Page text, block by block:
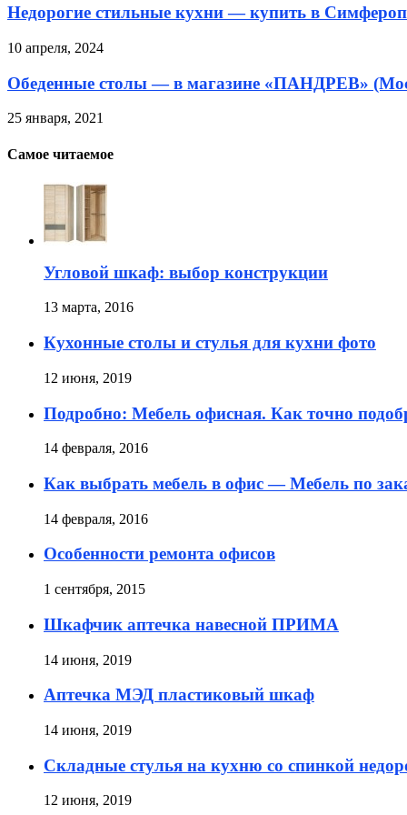
Недорогие стильные кухни — купить в
10 апреля, 2024
Обеденные столы — в магазине «ПАНДРЕВ»
25 января, 2021
Самое читаемое
Угловой шкаф: выбор конструкции
13 марта, 2016
Кухонные столы и стулья для кухни фото
12 июня, 2019
Подробно: Мебель офисная. Как точно
14 февраля, 2016
Как выбрать мебель в офис — Мебель по
14 февраля, 2016
Особенности ремонта офисов
1 сентября, 2015
Шкафчик аптечка навесной ПРИМА
14 июня, 2019
Аптечка МЭД пластиковый шкаф
14 июня, 2019
Складные стулья на кухню со спинкой
12 июня, 2019